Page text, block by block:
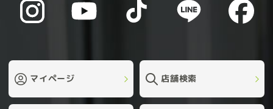
マイページ 店舗検索